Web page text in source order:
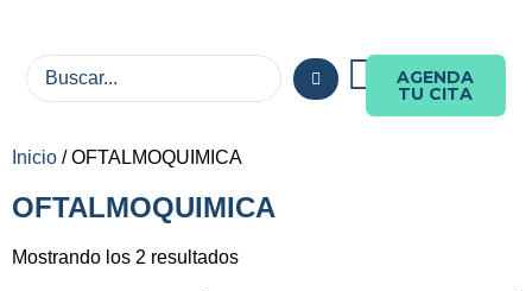
AGENDA
TU CITA
Inicio / OFTALMOQUIMICA
OFTALMOQUIMICA
Mostrando los 2 resultados